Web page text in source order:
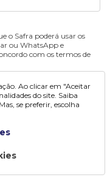
o Safra poderá usar os
ou WhatsApp e
com os termos de
Ao clicar em "Aceitar
do site. Saiba
se preferir, escolha